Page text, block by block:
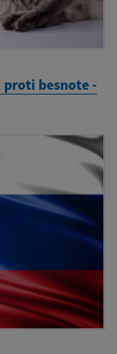
proti besnote -